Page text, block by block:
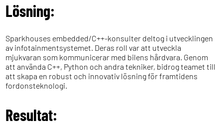
Lösning:
Sparkhouses embedded/C++-konsulter deltog i utvecklingen
av infotainmentsystemet. Deras roll var att utveckla
mjukvaran som kommunicerar med bilens hårdvara. Genom
att använda C++, Python och andra tekniker, bidrog teamet till
att skapa en robust och innovativ lösning för framtidens
fordonsteknologi.
Resultat: